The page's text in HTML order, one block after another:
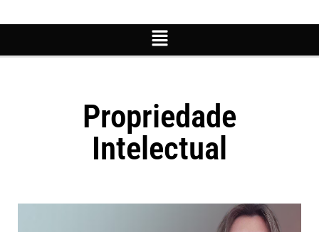
Propriedade
Intelectual